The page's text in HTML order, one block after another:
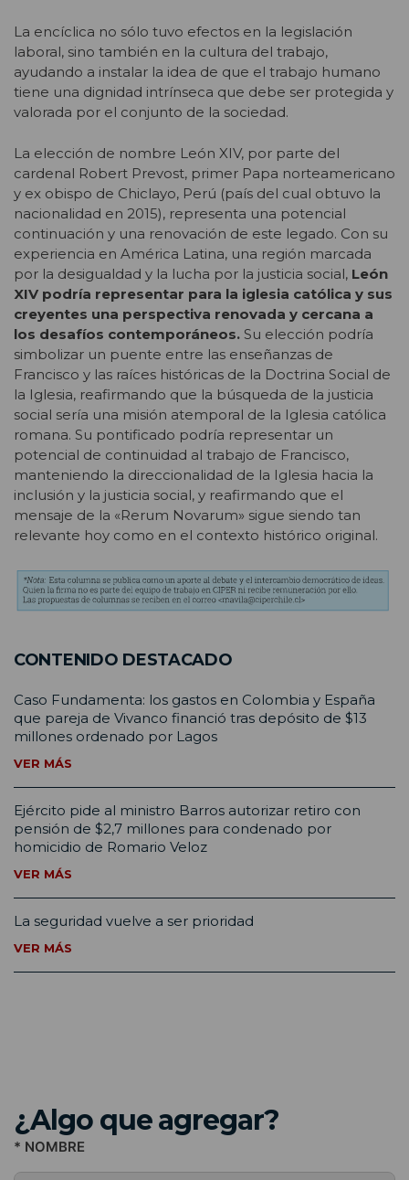
La encíclica no sólo tuvo efectos en la legislación
laboral, sino también en la cultura del trabajo,
ayudando a instalar la idea de que el trabajo humano
tiene una dignidad intrínseca que debe ser protegida y
valorada por el conjunto de la sociedad.
La elección de nombre León XIV, por parte del
cardenal Robert Prevost, primer Papa norteamericano
y ex obispo de Chiclayo, Perú (país del cual obtuvo la
nacionalidad en 2015), representa una potencial
continuación y una renovación de este legado. Con su
experiencia en América Latina, una región marcada
por la desigualdad y la lucha por la justicia social, León
XIV podría representar para la iglesia católica y sus
creyentes una perspectiva renovada y cercana a
los desafíos contemporáneos. Su elección podría
simbolizar un puente entre las enseñanzas de
Francisco y las raíces históricas de la Doctrina Social de
la Iglesia, reafirmando que la búsqueda de la justicia
social sería una misión atemporal de la Iglesia católica
romana. Su pontificado podría representar un
potencial de continuidad al trabajo de Francisco,
manteniendo la direccionalidad de la Iglesia hacia la
inclusión y la justicia social, y reafirmando que el
mensaje de la «Rerum Novarum» sigue siendo tan
relevante hoy como en el contexto histórico original.
CONTENIDO DESTACADO
Caso Fundamenta: los gastos en Colombia y España
que pareja de Vivanco financió tras depósito de $13
millones ordenado por Lagos
VER MÁS
Ejército pide al ministro Barros autorizar retiro con
pensión de $2,7 millones para condenado por
homicidio de Romario Veloz
VER MÁS
La seguridad vuelve a ser prioridad
VER MÁS
¿Algo que agregar?
* NOMBRE